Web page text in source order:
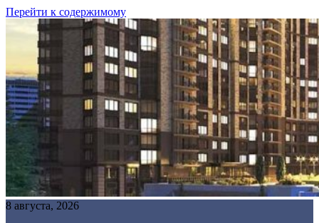
Перейти к содержимому
8 августа, 2026